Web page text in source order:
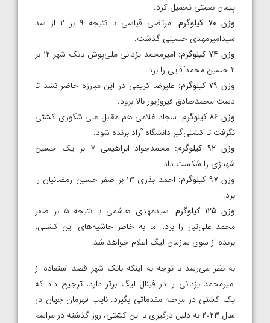
پیمان نعمتی تحمیل کرد.
وزن ۷۰ کیلوگرم:
مرتضی قیاسی با نتیجه ۹ بر ۲ از سد
سیدامیرمهدی حسینی گذشت.
وزن ۷۴ کیلوگرم:
امیرمحمد یزدانی ملی‌پوش بانک شهر ۱۲ بر
۲ حسین محمدآقایی را برد.
وزن ۷۹ کیلوگرم:
علیرضا کریمی در این مبارزه حاضر نشد تا
دست محمدصادق فیروزپور بالا برود.
وزن ۸۶ کیلوگرم:
سجاد غلامی هم مقابل علی شکوری کشتی
نگرفت تا کشتی‌گیر دانشگاه آزاد برنده شود.
وزن ۹۲ کیلوگرم:
محمدجواد ابراهیمی ۷ بر یک حسین
شهبازی را شکست داد.
وزن ۹۷ کیلوگرم:
احمد بذری ۱۳ بر صفر حسین رمضانیان را
برد.
وزن ۱۲۵ کیلوگرم:
سیدمهدی هاشمی با نتیجه ۵ بر صفر
محمد علی‌تبار را برد، اما به خاطر حاشیه‌های این کشتی،
برنده از سوی سازمان لیگ اعلام خواهد شد.
به نظر می‌رسد با توجه به اینکه بانک شهر قصد استفاده از
امیرمحمد یزدانی را در فینال لیگ برتر دارد، ترجیح داد که
یک کشتی در مرحله مقدماتی بگیرد. نایب قهرمان جهان در
سال ۲۰۲۳ به دلیل درگیری با این کشتی، روز گذشته در مراسم